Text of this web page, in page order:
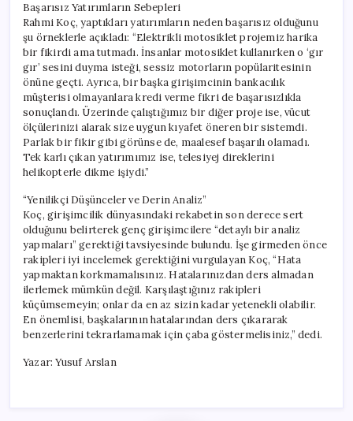
Başarısız Yatırımların Sebepleri
Rahmi Koç, yaptıkları yatırımların neden başarısız olduğunu
şu örneklerle açıkladı: “Elektrikli motosiklet projemiz harika
bir fikirdi ama tutmadı. İnsanlar motosiklet kullanırken o ‘gır
gır’ sesini duyma isteği, sessiz motorların popülaritesinin
önüne geçti. Ayrıca, bir başka girişimcinin bankacılık
müşterisi olmayanlara kredi verme fikri de başarısızlıkla
sonuçlandı. Üzerinde çalıştığımız bir diğer proje ise, vücut
ölçülerinizi alarak size uygun kıyafet öneren bir sistemdi.
Parlak bir fikir gibi görünse de, maalesef başarılı olamadı.
Tek karlı çıkan yatırımımız ise, telesiyej direklerini
helikopterle dikme işiydi.”
“Yenilikçi Düşünceler ve Derin Analiz”
Koç, girişimcilik dünyasındaki rekabetin son derece sert
olduğunu belirterek genç girişimcilere “detaylı bir analiz
yapmaları” gerektiği tavsiyesinde bulundu. İşe girmeden önce
rakipleri iyi incelemek gerektiğini vurgulayan Koç, “Hata
yapmaktan korkmamalısınız. Hatalarınızdan ders almadan
ilerlemek mümkün değil. Karşılaştığınız rakipleri
küçümsemeyin; onlar da en az sizin kadar yetenekli olabilir.
En önemlisi, başkalarının hatalarından ders çıkararak
benzerlerini tekrarlamamak için çaba göstermelisiniz,” dedi.
Yazar: Yusuf Arslan